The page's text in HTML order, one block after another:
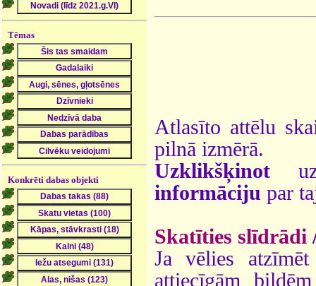
Tēmas
Konkrēti dabas objekti
Atlasīto attēlu
pilnā izmērā.
Uzklikšķinot
informāciju par
Skatīties slīdrādi
Ja vēlies
attiecīgām